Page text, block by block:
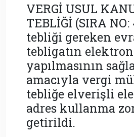
VERGİ USUL
TEBLİĞİ (SIRA
tebliği gereken
tebligatın
yapılmasının
amacıyla vergi
tebliğe elverişli
adres kullanma
getirildi.